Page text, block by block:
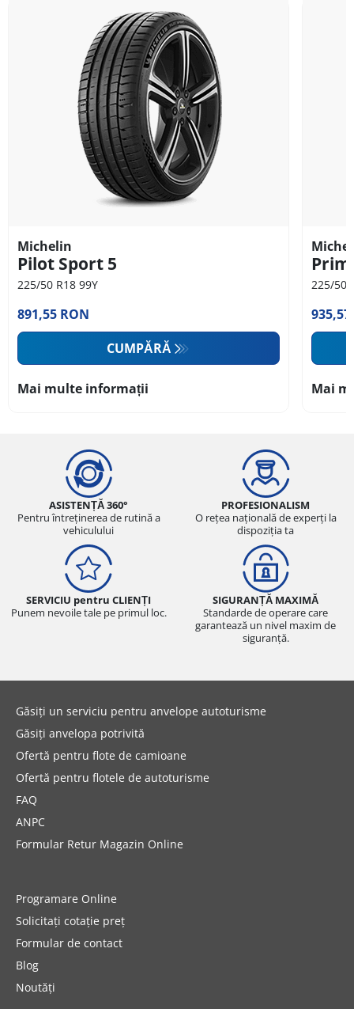
Michelin
Pilot Sport 5
225/50 R18 99Y
891,55 RON
CUMPĂRĂ
Mai multe informații
225/50
Mai
ASISTENȚĂ 360°
Pentru întreținerea de rutină a
vehiculului
PROFESIONALISM
O rețea națională de experți la
dispoziția ta
SERVICIU pentru CLIENȚI
Punem nevoile tale pe primul loc.
SIGURANȚĂ MAXIMĂ
Standarde de operare care
garantează un nivel maxim de
siguranță.
Găsiți un serviciu pentru anvelope autoturisme
Găsiți anvelopa potrivită
Ofertă pentru flote de camioane
Ofertă pentru flotele de autoturisme
FAQ
ANPC
Formular Retur Magazin Online
Programare Online
Solicitați cotație preț
Formular de contact
Blog
Noutăți